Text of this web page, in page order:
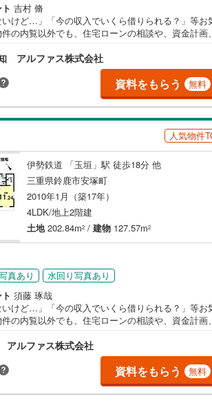
吉村 脩
いけど…」「今の収入でいくら借りられる？」等お
の内覧以外でも、住宅ローンの相談や、資金計画
アルファス株式会社
資料をもらう 無料
人気物件
伊勢鉄道 「玉垣」駅 徒歩18分 他
三重県鈴鹿市安塚町
2010年1月（築17年）
4LDK/地上2階建
土地202.84m2 / 建物 127.57m2
真あり
水回り写真あり
須藤 琢哉
いけど…」「今の収入でいくら借りられる？」等お
の内覧以外でも、住宅ローンの相談や、資金計画
ルファス株式会社
資料をもらう 無料
15畳以上
対面キッチン（65）
居関連など
ゼット
床下収納（94）
（8）